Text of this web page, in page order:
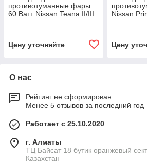
противотуманные фары
60 Ватт Nissan Teana II/III
Цену уточняйте
Nissan
Цену
О нас
Рейтинг не сформирован
Менее 5 отзывов за последний год
Работает с 25.10.2020
г. Алматы
ТЦ Байсат 18 бутик оранжевый
Казахстан